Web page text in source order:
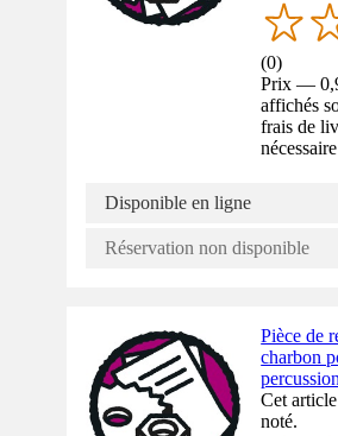
(0)
Prix —
affichés
frais de
Disponible en ligne
Réservation non disponible
Pièce de
charbon
Cet
noté.